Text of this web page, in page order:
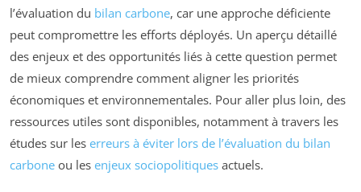
l’évaluation du bilan carbone, car une approche déficiente
peut compromettre les efforts déployés. Un aperçu détaillé
des enjeux et des opportunités liés à cette question permet
de mieux comprendre comment aligner les priorités
économiques et environnementales. Pour aller plus loin, des
ressources utiles sont disponibles, notamment à travers les
études sur les erreurs à éviter lors de l’évaluation du bilan
carbone ou les enjeux sociopolitiques actuels.